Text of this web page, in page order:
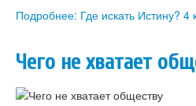
Подробнее: Где искать Истину? 4
Чего не хватает